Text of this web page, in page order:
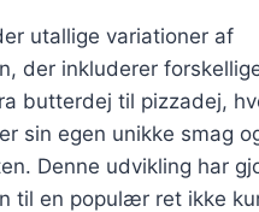
utallige variationer af
der inkluderer
butterdej til pizzadej,
sin egen unikke smag
Denne udvikling har
til en populær ret ikke